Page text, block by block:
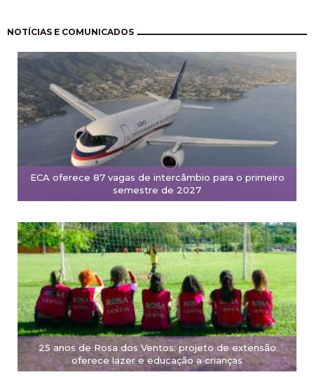
NOTÍCIAS E COMUNICADOS
ECA oferece 87 vagas de intercâmbio para o primeiro
semestre de 2027
25 anos de Rosa dos Ventos: projeto de extensão
oferece lazer e educação a crianças
Paginação